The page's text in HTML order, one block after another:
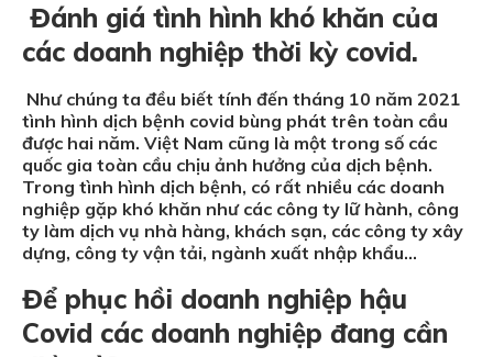
Đánh giá tình hình khó khăn của
các doanh nghiệp thời kỳ covid.
Như chúng ta đều biết tính đến tháng 10 năm 2021
tình hình dịch bệnh covid bùng phát trên toàn cầu
được hai năm. Việt Nam cũng là một trong số các
quốc gia toàn cầu chịu ảnh hưởng của dịch bệnh.
Trong tình hình dịch bệnh, có rất nhiều các doanh
nghiệp gặp khó khăn như các công ty lữ hành, công
ty làm dịch vụ nhà hàng, khách sạn, các công ty xây
dựng, công ty vận tải, ngành xuất nhập khẩu…
Để phục hồi doanh nghiệp hậu
Covid các doanh nghiệp đang cần